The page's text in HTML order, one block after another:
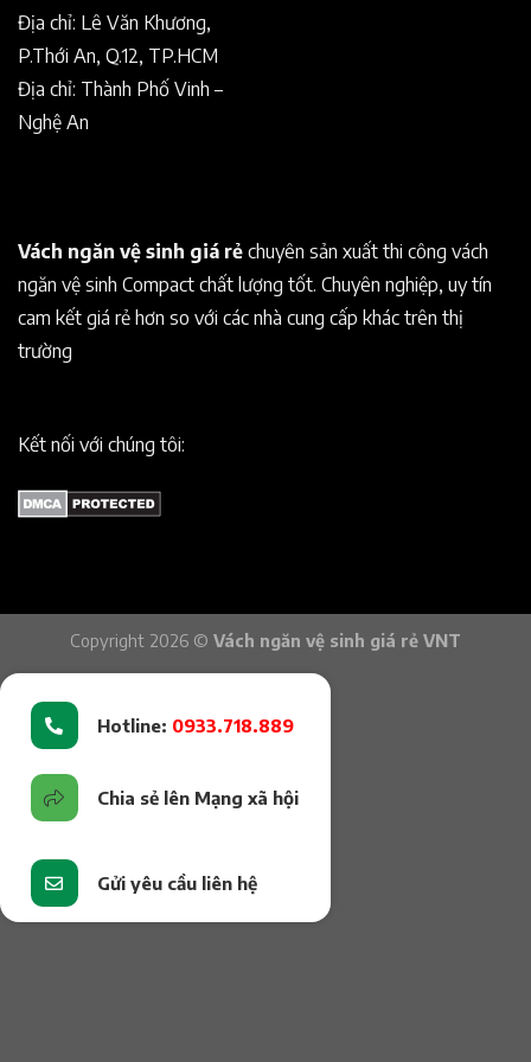
Địa chỉ: Lê Văn Khương,
P.Thới An, Q.12, TP.HCM
Địa chỉ: Thành Phố Vinh –
Nghệ An
Vách ngăn vệ sinh giá rẻ chuyên sản xuất thi công vách
ngăn vệ sinh Compact chất lượng tốt. Chuyên nghiệp, uy tín
cam kết giá rẻ hơn so với các nhà cung cấp khác trên thị
trường
Kết nối với chúng tôi:
Copyright 2026 © Vách ngăn vệ sinh giá rẻ VNT
Hotline: 0933.718.889
Chia sẻ lên Mạng xã hội
Gửi yêu cầu liên hệ